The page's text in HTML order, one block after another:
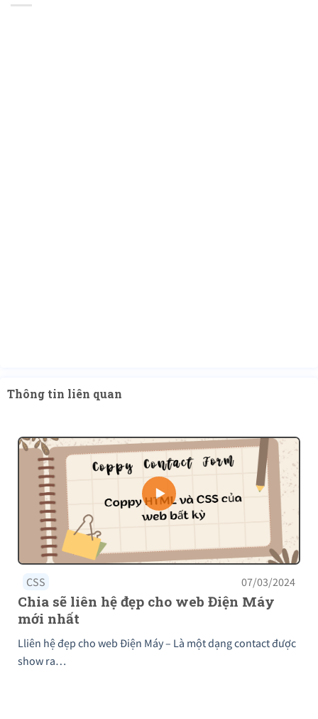
Thông tin liên quan
CSS 07/03/2024
Chia sẽ liên hệ đẹp cho web Điện Máy
mới nhất
Lliên hệ đẹp cho web Điện Máy – Là một dạng contact được
show ra…